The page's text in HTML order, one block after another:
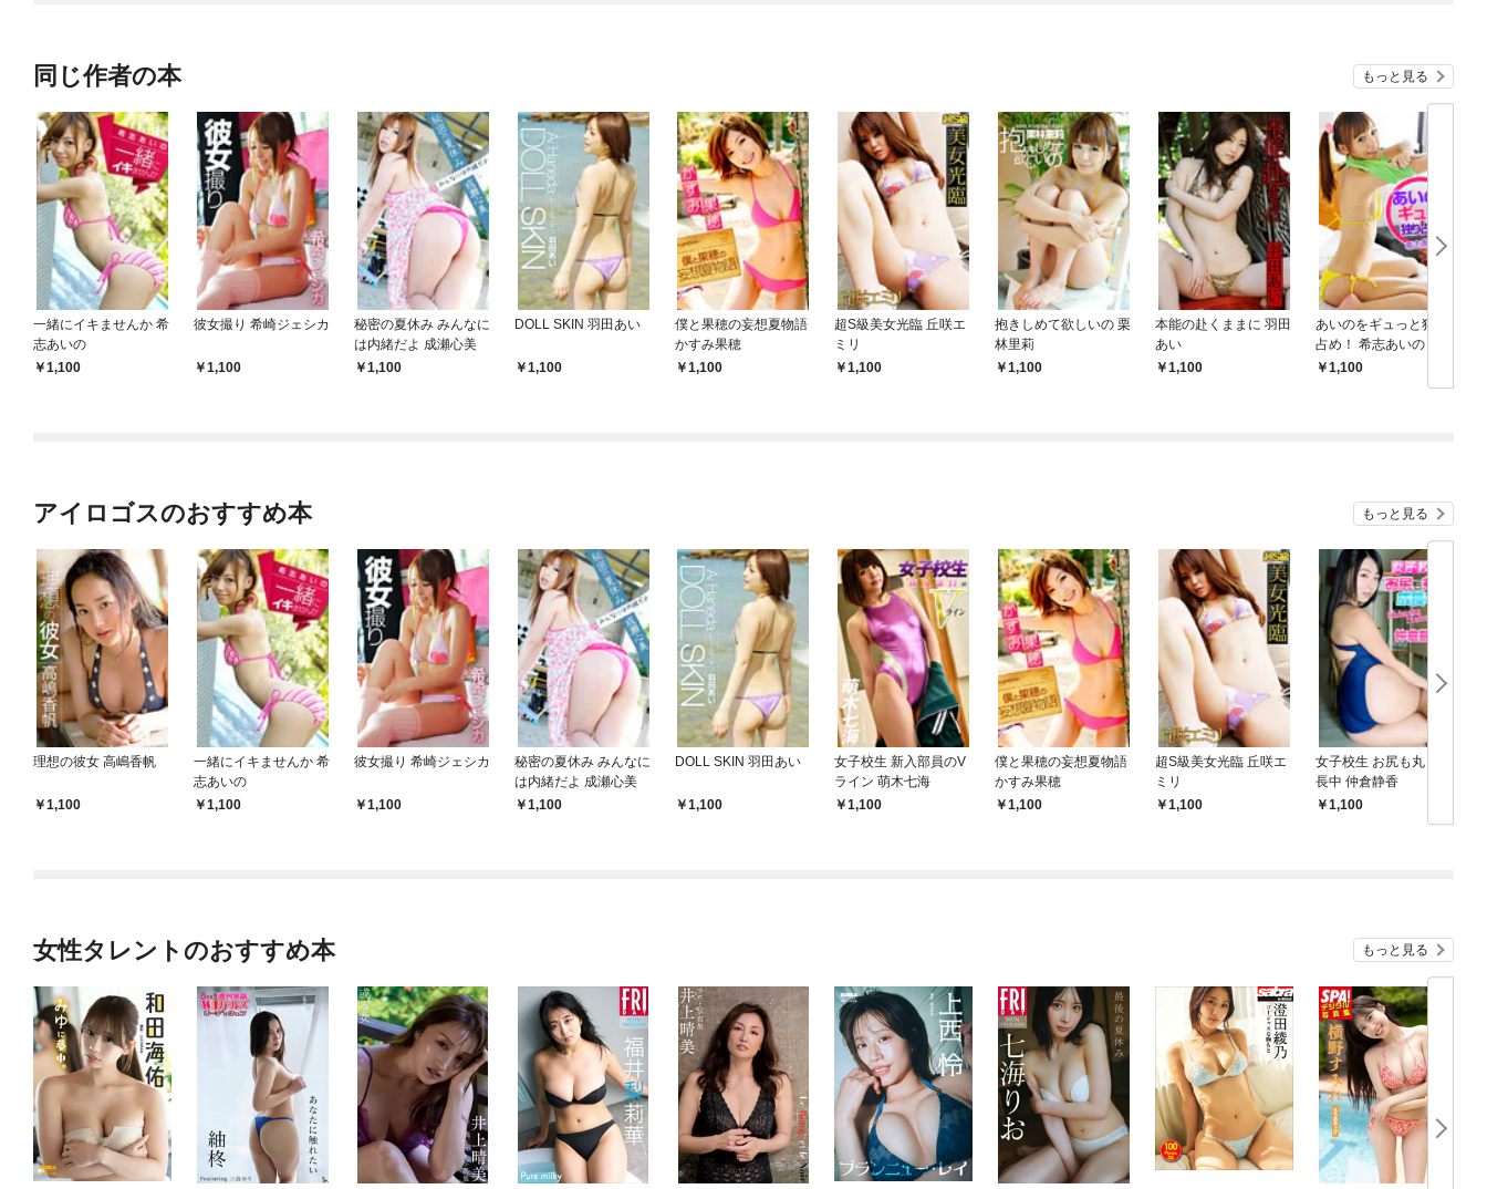
同じ作者の本 もっと見る
一緒にイキませんか 希
志あいの
1,100
彼女撮り 希崎ジェシカ
1,100
秘密の夏休み みんなに
は内緒だよ 成瀬心美
1,100
DOLL SKIN 羽田あい
1,100
僕と果穂の妄想夏物語
かすみ果穂
1,100
超S級美女光臨 丘咲エ
ミリ
1,100
抱きしめて欲しいの 栗
林里莉
1,100
本能の赴くままに 羽田
あい
1,100
あいのをギュっと独り
占め！ 希志あいの
1,100
アイロゴスのおすすめ本 もっと見る
理想の彼女 高嶋香帆
1,100
一緒にイキませんか 希
志あいの
1,100
彼女撮り 希崎ジェシカ
1,100
秘密の夏休み みんなに
は内緒だよ 成瀬心美
1,100
DOLL SKIN 羽田あい
1,100
女子校生 新入部員のV
ライン 萌木七海
1,100
僕と果穂の妄想夏物語
かすみ果穂
1,100
超S級美女光臨 丘咲エ
ミリ
1,100
女子校生 お尻も丸々成
長中 仲倉静香
1,100
女性タレントのおすすめ本 もっと見る